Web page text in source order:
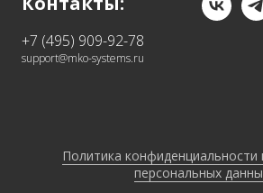
+7 (495) 909-92-78
support@mko-systems.ru
Политика
персональных